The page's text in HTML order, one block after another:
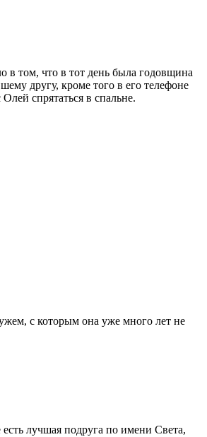
в том, что в тот день была годовщина
другу, кроме того в его телефоне
спрятаться в спальне.
с которым она уже много лет не
лучшая подруга по имени Света,